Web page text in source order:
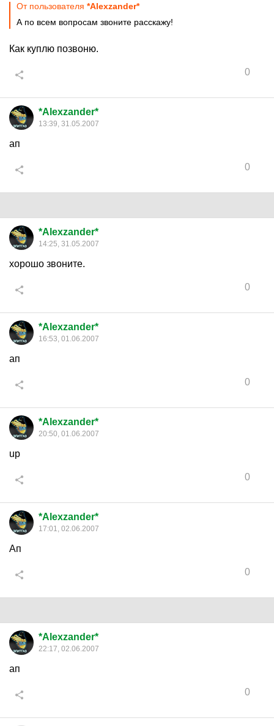
От пользователя *Alexzander*
А по всем вопросам звоните расскажу!
Как куплю позвоню.
0
*Alexzander*
13:39, 31.05.2007
ап
0
*Alexzander*
14:25, 31.05.2007
хорошо звоните.
0
*Alexzander*
16:53, 01.06.2007
ап
0
*Alexzander*
20:50, 01.06.2007
up
0
*Alexzander*
17:01, 02.06.2007
Ап
0
*Alexzander*
22:17, 02.06.2007
ап
0